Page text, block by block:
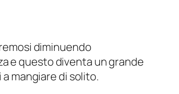
diminuendo
e questo diventa un grande
mangiare di solito.